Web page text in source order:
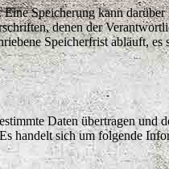
Speicherung kann
denen der
Speicherfrist abläuft, es
Daten übertragen und
handelt sich um folgende